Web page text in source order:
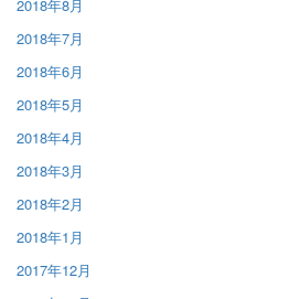
2018年8月
2018年7月
2018年6月
2018年5月
2018年4月
2018年3月
2018年2月
2018年1月
2017年12月